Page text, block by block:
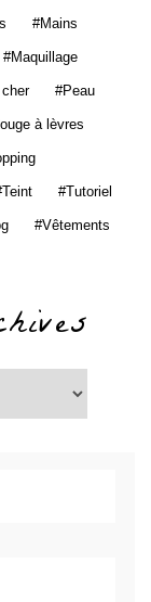
Mains
Maquillage
Peau
à lèvres
Teint Tutoriel
Vêtements